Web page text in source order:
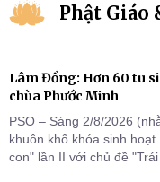
Phật Giáo
Lâm Đồng: Hơn 60 tu
chùa Phước Minh
PSO – Sáng 2/8/2026
khuôn khổ khóa sinh
con" lần II với chủ đề